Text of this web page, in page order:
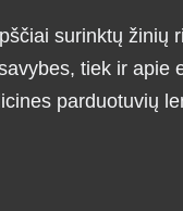
surinktų žinių
tiek ir apie
parduotuvių